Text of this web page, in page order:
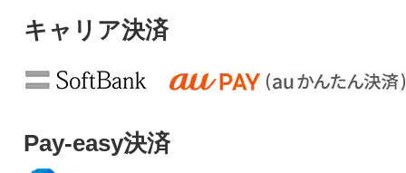
キャリア決済
Pay-easy決済